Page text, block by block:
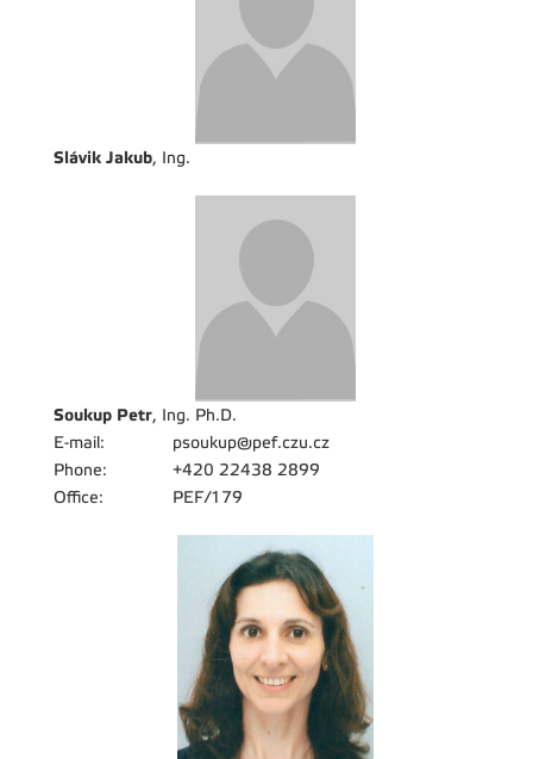
Slávik Jakub, Ing.
Soukup Petr, Ing. Ph.D.
E-mail:
psoukup@pef.czu.cz
Phone:
+420 22438 2899
Office:
PEF/179